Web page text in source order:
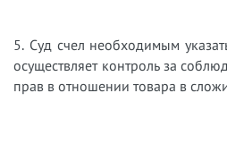
5. Суд счел необходимым
осуществляет контроль за
прав в отношении товара в